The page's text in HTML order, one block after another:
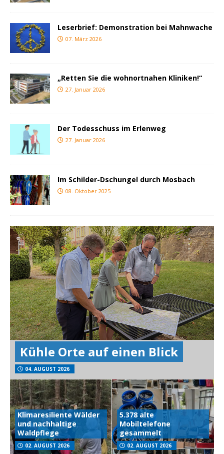
Leserbrief: Demonstration bei Mahnwache
07. März 2026
„Retten Sie die wohnortnahen Kliniken!“
27. Januar 2026
Der Todesschuss im Erlenweg
27. Januar 2026
Im Schilder-Dschungel durch Mosbach
08. Oktober 2025
Kühle Orte auf einen Blick
04. AUGUST 2026
Klimaresiliente Wälder
und nachhaltige
Waldpflege
02. AUGUST 2026
5.378 alte
Mobiltelefone
gesammelt
02. AUGUST 2026